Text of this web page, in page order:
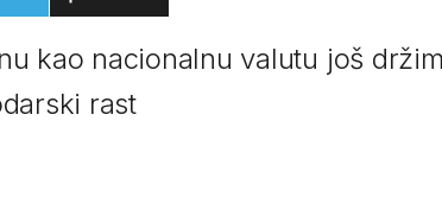
kao nacionalnu valutu još
rast